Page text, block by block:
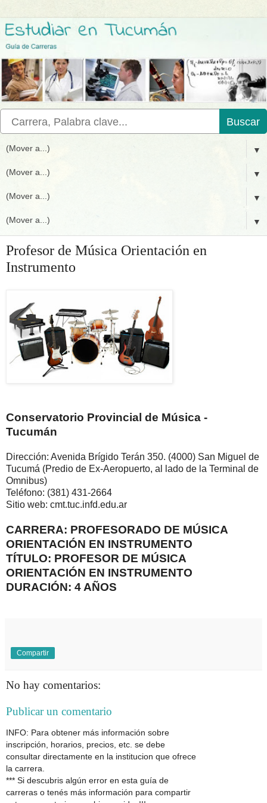
Buscar
▼
▼
▼
▼
Profesor de Música Orientación en
Instrumento
Conservatorio Provincial de Música -
Tucumán
Dirección: Avenida Brígido Terán 350. (4000) San Miguel de
Tucumá (Predio de Ex-Aeropuerto, al lado de la Terminal de
Omnibus)
Teléfono: (381) 431-2664
Sitio web: cmt.tuc.infd.edu.ar
CARRERA: PROFESORADO DE MÚSICA
ORIENTACIÓN EN INSTRUMENTO
TÍTULO: PROFESOR DE MÚSICA
ORIENTACIÓN EN INSTRUMENTO
DURACIÓN: 4 AÑOS
Compartir
No hay comentarios:
Publicar un comentario
INFO: Para obtener más información sobre
inscripción, horarios, precios, etc. se debe
consultar directamente en la institucion que ofrece
la carrera.
*** Si descubris algún error en esta guía de
carreras o tenés más información para compartir